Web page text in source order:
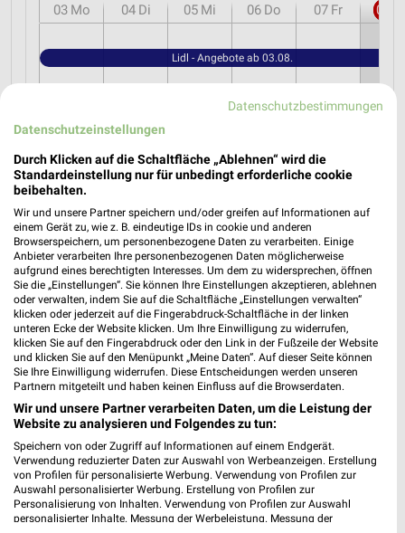
03 Mo 04 Di 05 Mi 06 Do 07 Fr 08
Lidl - Angebote ab 03.08.
weekli Magazin
17.04.2026 10.04.2026
Datenschutzbestimmungen
Datenschutzeinstellungen
Durch Klicken auf die Schaltfläche „Ablehnen“ wird die
Standardeinstellung nur für unbedingt erforderliche cookie
beibehalten.
Wir und unsere Partner speichern und/oder greifen auf Informationen auf
einem Gerät zu, wie z. B. eindeutige IDs in cookie und anderen
Browserspeichern, um personenbezogene Daten zu verarbeiten. Einige
Anbieter verarbeiten Ihre personenbezogenen Daten möglicherweise
aufgrund eines berechtigten Interesses. Um dem zu widersprechen, öffnen
Sie die „Einstellungen“. Sie können Ihre Einstellungen akzeptieren, ablehnen
oder verwalten, indem Sie auf die Schaltfläche „Einstellungen verwalten“
klicken oder jederzeit auf die Fingerabdruck-Schaltfläche in der linken
unteren Ecke der Website klicken. Um Ihre Einwilligung zu widerrufen,
klicken Sie auf den Fingerabdruck oder den Link in der Fußzeile der Website
und klicken Sie auf den Menüpunkt „Meine Daten“. Auf dieser Seite können
Sie Ihre Einwilligung widerrufen. Diese Entscheidungen werden unseren
Partnern mitgeteilt und haben keinen Einfluss auf die Browserdaten.
Wir und unsere Partner verarbeiten Daten, um die Leistung der
Website zu analysieren und Folgendes zu tun:
Speichern von oder Zugriff auf Informationen auf einem Endgerät.
Verwendung reduzierter Daten zur Auswahl von Werbeanzeigen. Erstellung
von Profilen für personalisierte Werbung. Verwendung von Profilen zur
Auswahl personalisierter Werbung. Erstellung von Profilen zur
Personalisierung von Inhalten. Verwendung von Profilen zur Auswahl
personalisierter Inhalte. Messung der Werbeleistung. Messung der